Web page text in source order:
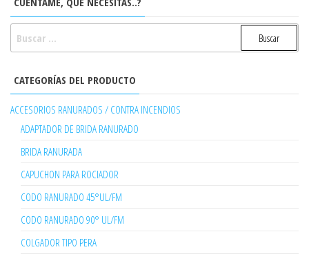
CATEGORÍAS DEL PRODUCTO
ACCESORIOS RANURADOS / CONTRA INCENDIOS
ADAPTADOR DE BRIDA RANURADO
BRIDA RANURADA
CAPUCHON PARA ROCIADOR
CODO RANURADO 45°UL/FM
CODO RANURADO 90° UL/FM
COLGADOR TIPO PERA